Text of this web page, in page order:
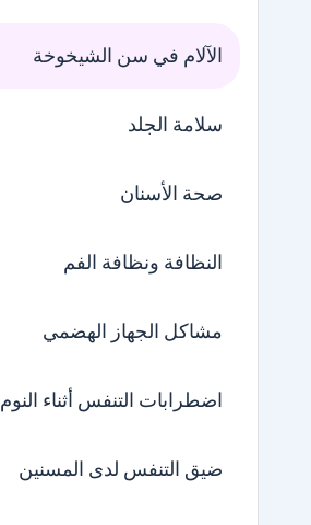
الآلام في سن الشيخوخة
سلامة الجلد
صحة الأسنان
النظافة ونظافة الفم
مشاكل الجهاز الهضمي
اضطرابات التنفس أثناء النوم
ضيق التنفس لدى المسنين